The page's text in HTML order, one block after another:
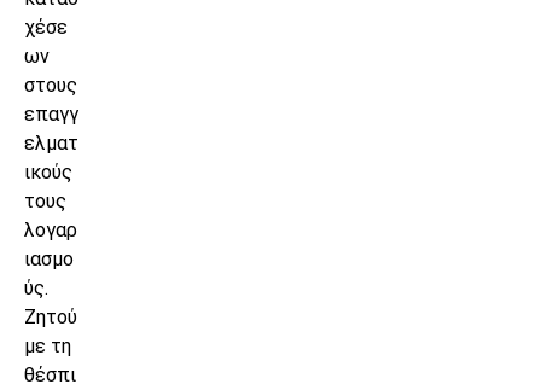
χέσε
ων
στους
επαγγ
ελματ
ικούς
τους
λογαρ
ιασμο
ύς.
Ζητού
με τη
θέσπι